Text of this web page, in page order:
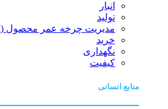
انبار
تولید
مدیریت چرخه عمر محصول (PLM)
خرید
نگهداری
کیفیت
منابع انسانی